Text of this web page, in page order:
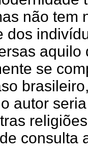
não tem
dos
aquilo
se
autor
consulta